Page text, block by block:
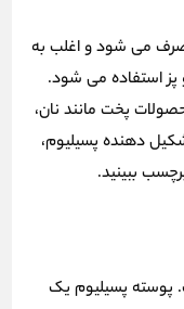
می شود و اغلب به
پز استفاده می شود.
پخت مانند نان،
دهنده پسیلیوم،
ببینید.
پوسته پسیلیوم یک